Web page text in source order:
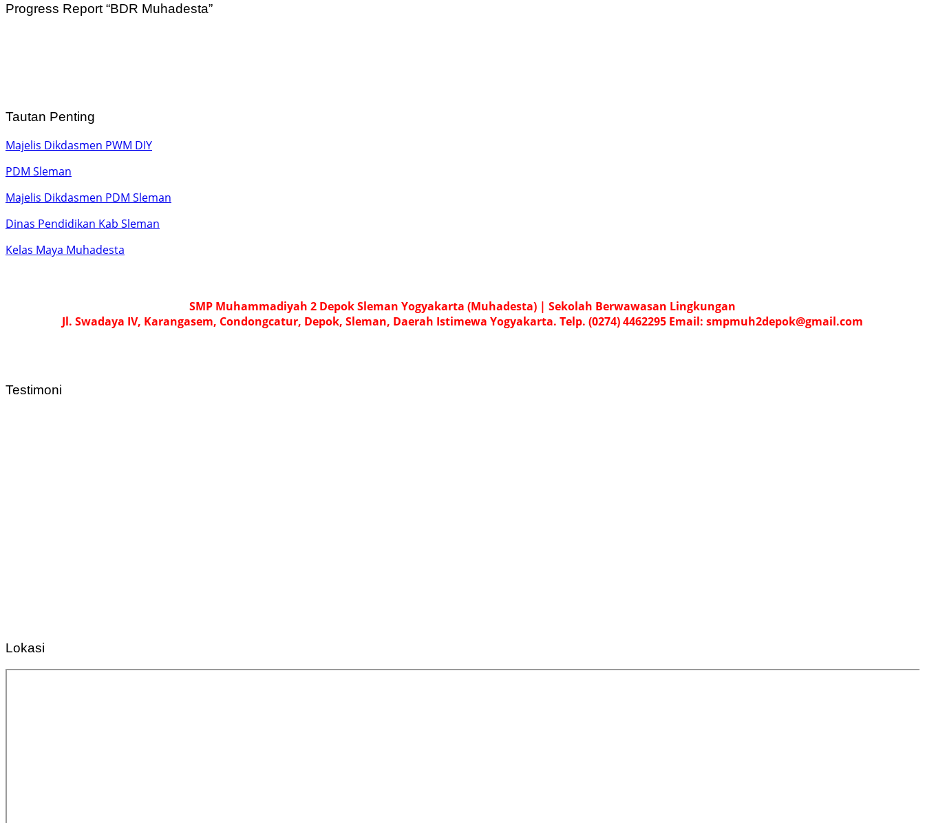
Progress Report “BDR Muhadesta”
Tautan Penting
Majelis Dikdasmen PWM DIY
PDM Sleman
Majelis Dikdasmen PDM Sleman
Dinas Pendidikan Kab Sleman
Kelas Maya Muhadesta
SMP Muhammadiyah 2 Depok Sleman Yogyakarta (Muhadesta) | Sekolah Berwawasan Lingkungan
Jl. Swadaya IV, Karangasem, Condongcatur, Depok, Sleman, Daerah Istimewa Yogyakarta. Telp. (0274) 4462295 Email: smpmuh2depok@gmail.com
Testimoni
Lokasi